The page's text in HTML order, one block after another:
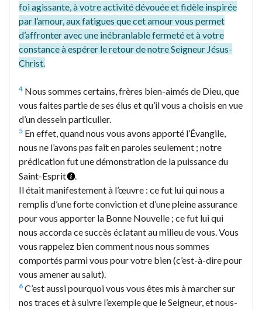
foi agissante, à votre activité dévouée et fidèle inspirée
par l’amour, aux fatigues que cet amour vous permet
d’affronter avec une inébranlable fermeté et à votre
constance à espérer le retour de notre Seigneur Jésus-
Christ.
4 Nous sommes certains, frères bien-aimés de Dieu, que
vous faites partie de ses élus et qu’il vous a choisis en vue
d’un dessein particulier.
5 En effet, quand nous vous avons apporté l’Évangile,
nous ne l’avons pas fait en paroles seulement ; notre
prédication fut une démonstration de la puissance du
Saint-Esprit
.
Il était manifestement à l’œuvre : ce fut lui qui nous a
remplis d’une forte conviction et d’une pleine assurance
pour vous apporter la Bonne Nouvelle ; ce fut lui qui
nous accorda ce succès éclatant au milieu de vous. Vous
vous rappelez bien comment nous nous sommes
comportés parmi vous pour votre bien (c’est-à-dire pour
vous amener au salut).
6 C’est aussi pourquoi vous vous êtes mis à marcher sur
nos traces et à suivre l’exemple que le Seigneur, et nous-